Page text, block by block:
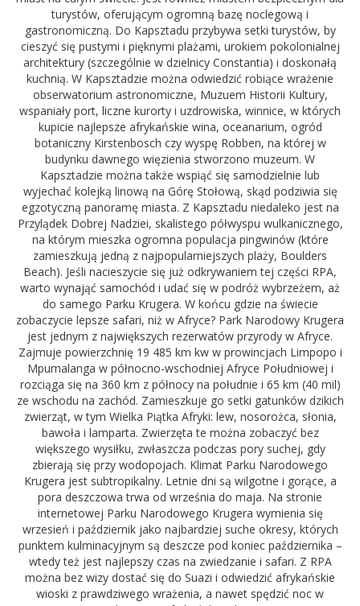
turystów, oferującym ogromną bazę noclegową i
gastronomiczną. Do Kapsztadu przybywa setki turystów, by
cieszyć się pustymi i pięknymi plażami, urokiem pokolonialnej
architektury (szczególnie w dzielnicy Constantia) i doskonałą
kuchnią. W Kapsztadzie można odwiedzić robiące wrażenie
obserwatorium astronomiczne, Muzuem Historii Kultury,
wspaniały port, liczne kurorty i uzdrowiska, winnice, w których
kupicie najlepsze afrykańskie wina, oceanarium, ogród
botaniczny Kirstenbosch czy wyspę Robben, na której w
budynku dawnego więzienia stworzono muzeum. W
Kapsztadzie można także wspiąć się samodzielnie lub
wyjechać kolejką linową na Górę Stołową, skąd podziwia się
egzotyczną panoramę miasta. Z Kapsztadu niedaleko jest na
Przylądek Dobrej Nadziei, skalistego półwyspu wulkanicznego,
na którym mieszka ogromna populacja pingwinów (które
zamieszkują jedną z najpopularniejszych plaży, Boulders
Beach). Jeśli nacieszycie się już odkrywaniem tej części RPA,
warto wynająć samochód i udać się w podróż wybrzeżem, aż
do samego Parku Krugera. W końcu gdzie na świecie
zobaczycie lepsze safari, niż w Afryce? Park Narodowy Krugera
jest jednym z największych rezerwatów przyrody w Afryce.
Zajmuje powierzchnię 19 485 km kw w prowincjach Limpopo i
Mpumalanga w północno-wschodniej Afryce Południowej i
rozciąga się na 360 km z północy na południe i 65 km (40 mil)
ze wschodu na zachód. Zamieszkuje go setki gatunków dzikich
zwierząt, w tym Wielka Piątka Afryki: lew, nosorożca, słonia,
bawoła i lamparta. Zwierzęta te można zobaczyć bez
większego wysiłku, zwłaszcza podczas pory suchej, gdy
zbierają się przy wodopojach. Klimat Parku Narodowego
Krugera jest subtropikalny. Letnie dni są wilgotne i gorące, a
pora deszczowa trwa od września do maja. Na stronie
internetowej Parku Narodowego Krugera wymienia się
wrzesień i październik jako najbardziej suche okresy, których
punktem kulminacyjnym są deszcze pod koniec października –
wtedy też jest najlepszy czas na zwiedzanie i safari. Z RPA
można bez wizy dostać się do Suazi i odwiedzić afrykańskie
wioski z prawdziwego wrażenia, a nawet spędzić noc w